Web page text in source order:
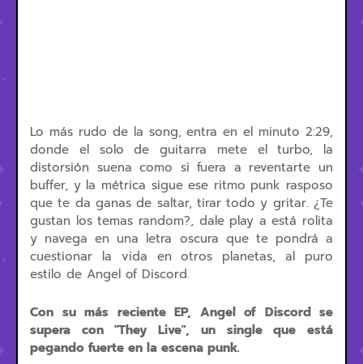
Lo más rudo de la song, entra en el minuto 2:29,
donde el solo de guitarra mete el turbo, la
distorsión suena como si fuera a reventarte un
buffer, y la métrica sigue ese ritmo punk rasposo
que te da ganas de saltar, tirar todo y gritar. ¿Te
gustan los temas random?, dale play a está rolita
y navega en una letra oscura que te pondrá a
cuestionar la vida en otros planetas, al puro
estilo de Angel of Discord.
Con su más reciente EP, Angel of Discord se
supera con "They Live", un single que está
pegando fuerte en la escena punk.